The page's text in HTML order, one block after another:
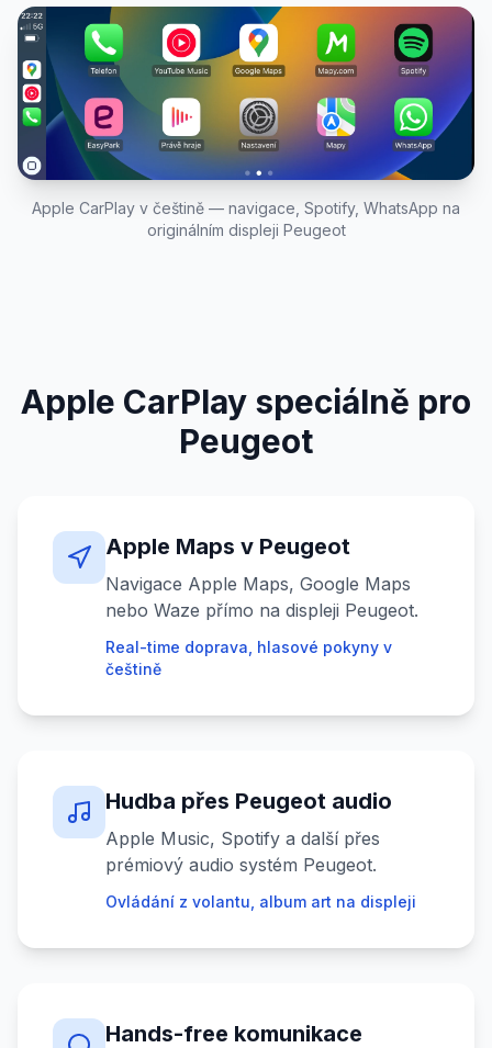
Apple CarPlay v češtině — navigace, Spotify, WhatsApp na
originálním displeji Peugeot
Apple CarPlay speciálně pro
Peugeot
Apple Maps v Peugeot
Navigace Apple Maps, Google Maps
nebo Waze přímo na displeji Peugeot.
Real-time doprava, hlasové pokyny v
češtině
Hudba přes Peugeot audio
Apple Music, Spotify a další přes
prémiový audio systém Peugeot.
Ovládání z volantu, album art na displeji
Hands-free komunikace